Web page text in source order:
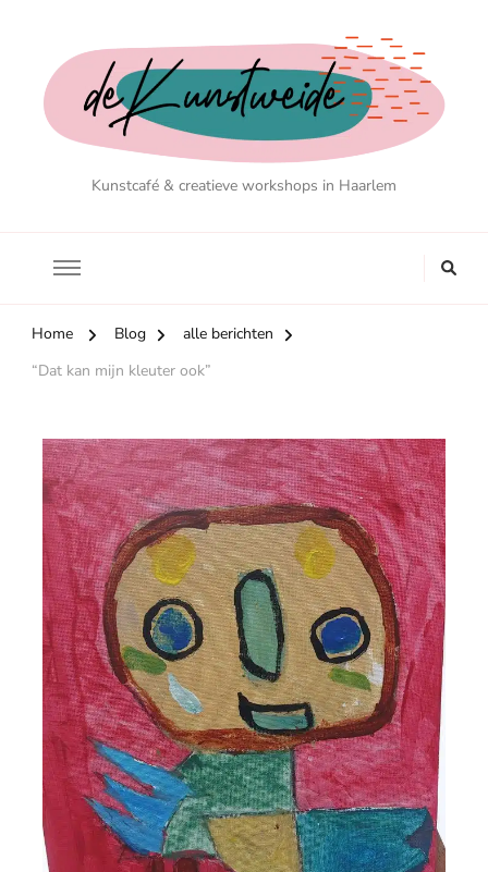
Kunstcafé & creatieve workshops in Haarlem
Home Blog
alle berichten
“Dat kan mijn kleuter ook”